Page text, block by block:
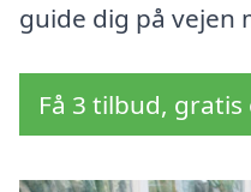
guide dig på vejen
Få 3 tilbud,